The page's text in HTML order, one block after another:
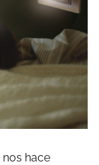
hace